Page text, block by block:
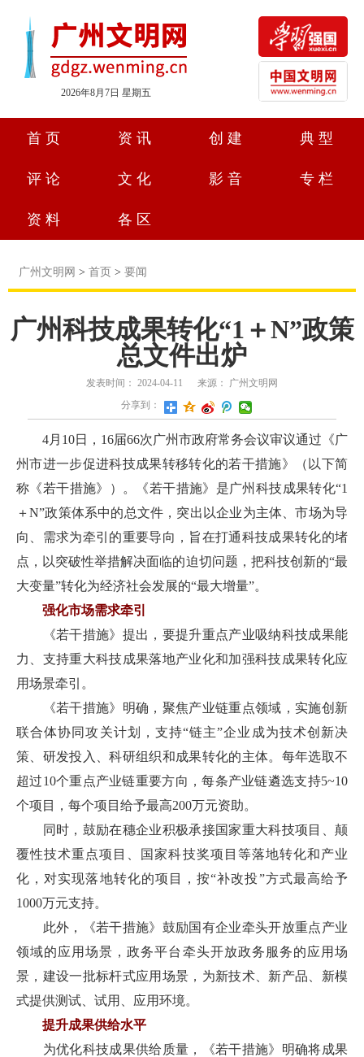
2026年8月7日 星期五
首页 资讯 创建 典型
评论 文化 影音 专栏
资料 各区
广州文明网 > 首页 > 要闻
广州科技成果转化“1＋N”政策
总文件出炉
发表时间： 2024-04-11 来源：
广州文明网
分享到：
4月10日，16届66次广州市政府常务会议审议通过《广
州市进一步促进科技成果转移转化的若干措施》（以下简
称《若干措施》）。《若干措施》是广州科技成果转化“1
＋N”政策体系中的总文件，突出以企业为主体、市场为导
向、需求为牵引的重要导向，旨在打通科技成果转化的堵
点，以突破性举措解决面临的迫切问题，把科技创新的“最
大变量”转化为经济社会发展的“最大增量”。
强化市场需求牵引
《若干措施》提出，要提升重点产业吸纳科技成果能
力、支持重大科技成果落地产业化和加强科技成果转化应
用场景牵引。
《若干措施》明确，聚焦产业链重点领域，实施创新
联合体协同攻关计划，支持“链主”企业成为技术创新决
策、研发投入、科研组织和成果转化的主体。每年选取不
超过10个重点产业链重要方向，每条产业链遴选支持5~10
个项目，每个项目给予最高200万元资助。
同时，鼓励在穗企业积极承接国家重大科技项目、颠
覆性技术重点项目、国家科技奖项目等落地转化和产业
化，对实现落地转化的项目，按“补改投”方式最高给予
1000万元支持。
此外，《若干措施》鼓励国有企业牵头开放重点产业
领域的应用场景，政务平台牵头开放政务服务的应用场
景，建设一批标杆式应用场景，为新技术、新产品、新模
式提供测试、试用、应用环境。
提升成果供给水平
为优化科技成果供给质量，《若干措施》明确将成果